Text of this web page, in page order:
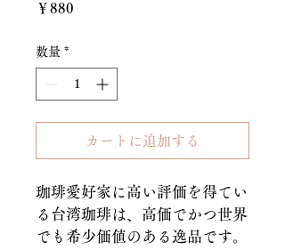
￥880
数量 *
カートに追加する
珈琲愛好家に高い評価を得てい
る台湾珈琲は、高価でかつ世界
でも希少価値のある逸品です。